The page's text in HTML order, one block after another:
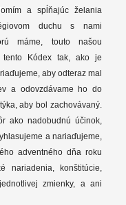
a spĺňajúc želania
duchu s nami
máme, touto našou
tento Kódex tak, ako je
aby odteraz mal
a odovzdávame ho do
aby bol zachovávaný.
ako nadobudnú účinok,
a nariaďujeme,
adventného dňa roku
konštitúcie,
zmienky, a ani